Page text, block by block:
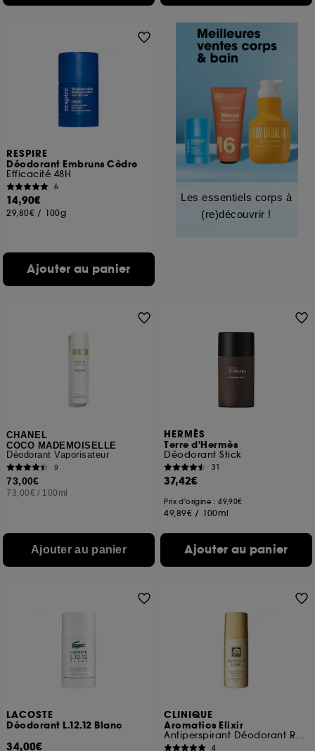
RESPIRE
Déodorant Embruns Cèdre
Efficacité 48H
6
14,90€
29,80€ / 100g
Ajouter au panier
Les essentiels corps à
(re)découvrir !
CHANEL
COCO MADEMOISELLE
Déodorant Vaporisateur
9
73,00€
73,00€ / 100ml
Ajouter au panier
HERMÈS
Terre d'Hermès
Déodorant Stick
31
37,42€
Prix d'origine : 49,90€
49,89€ / 100ml
Ajouter au panier
LACOSTE
Déodorant L.12.12 Blanc
34,00€
CLINIQUE
Aromatics Elixir
Antiperspirant Déodorant Roll-On
4